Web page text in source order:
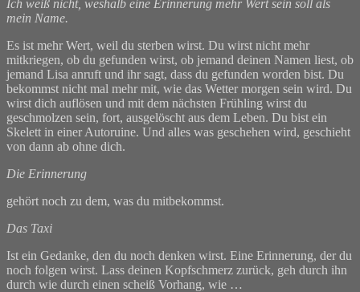
Ich weiß nicht, weshalb eine Erinnerung mehr Wert sein soll als
mein Name.
Es ist mehr Wert, weil du sterben wirst. Du wirst nicht mehr
mitkriegen, ob du gefunden wirst, ob jemand deinen Namen liest, ob
jemand Lisa anruft und ihr sagt, dass du gefunden worden bist. Du
bekommst nicht mal mehr mit, wie das Wetter morgen sein wird. Du
wirst dich auflösen und mit dem nächsten Frühling wirst du
geschmolzen sein, fort, ausgelöscht aus dem Leben. Du bist ein
Skelett in einer Autoruine. Und alles was geschehen wird, geschieht
von dann ab ohne dich.
Die Erinnerung
gehört noch zu dem, was du mitbekommst.
Das Taxi
Ist ein Gedanke, den du noch denken wirst. Eine Erinnerung, der du
noch folgen wirst. Lass deinen Kopfschmerz zurück, geh durch ihn
durch wie durch einen scheiß Vorhang, wie …